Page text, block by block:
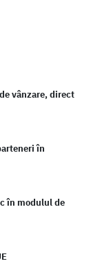
vânzare, direct
în
în modulul de